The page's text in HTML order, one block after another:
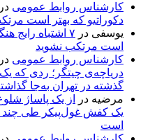
کارشناس روابط عمومی در
دکوراتیو که بهتر است
یوسفی در
۷ اشتباه رایج
است مرتکب نشوید
کارشناس روابط عمومی در
دریاچه‌ی چیتگر؛ ردی که
گذشته در تهران به‌جا
مرضیه در
از یک پاساژ
یک کفش غول‌پیکر طی چند
است